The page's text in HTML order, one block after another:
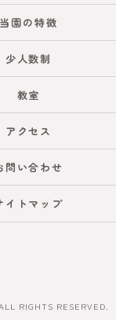
当園の特徴
少人数制
教室
アクセス
問い合わせ
イトマップ
RIGHTS RESERVED.